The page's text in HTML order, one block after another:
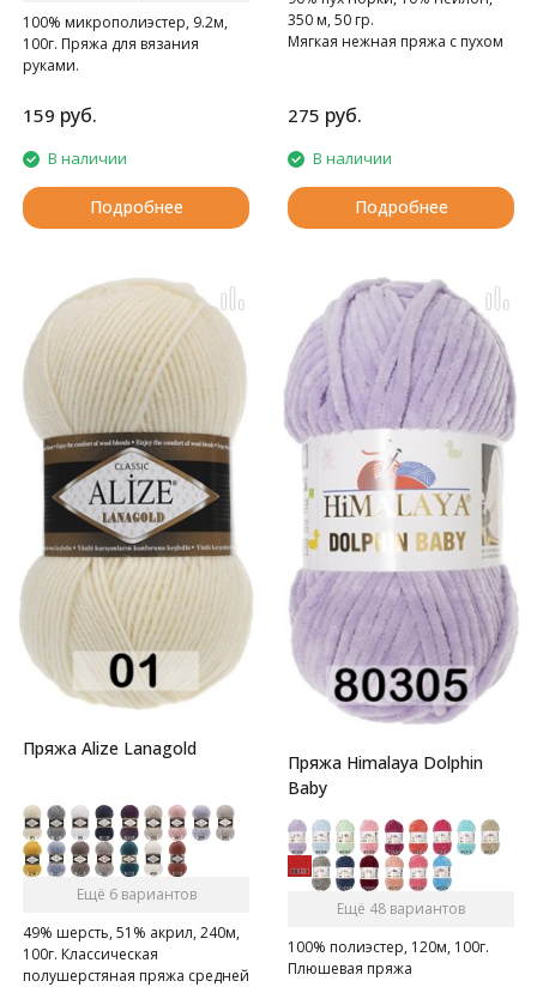
100% микрополиэстер, 9.2м,
100г. Пряжа для вязания
руками.
159 руб.
В наличии
Подробнее
350 м, 50 гр.
Мягкая нежная пряжа с пухом
275 руб.
В наличии
Подробнее
Пряжа Alize Lanagold
Ещё 6 вариантов
49% шерсть, 51% акрил, 240м,
100г. Классическая
полушерстяная пряжа средней
Пряжа Himalaya Dolphin
Baby
Ещё 48 вариантов
100% полиэстер, 120м, 100г.
Плюшевая пряжа